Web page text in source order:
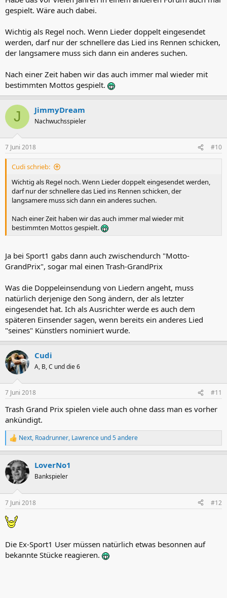
gespielt. Wäre auch dabei.
Wichtig als Regel noch. Wenn Lieder doppelt eingesendet
werden, darf nur der schnellere das Lied ins Rennen schicken,
der langsamere muss sich dann ein anderes suchen.
Nach einer Zeit haben wir das auch immer mal wieder mit
bestimmten Mottos gespielt.
J JimmyDream
Nachwuchsspieler
7 Juni 2018 #10
Cudi schrieb:
Wichtig als Regel noch. Wenn Lieder doppelt eingesendet werden,
darf nur der schnellere das Lied ins Rennen schicken, der
langsamere muss sich dann ein anderes suchen.
Nach einer Zeit haben wir das auch immer mal wieder mit
bestimmten Mottos gespielt.
Ja bei Sport1 gabs dann auch zwischendurch "Motto-
GrandPrix", sogar mal einen Trash-GrandPrix
Was die Doppeleinsendung von Liedern angeht, muss
natürlich derjenige den Song ändern, der als letzter
eingesendet hat. Ich als Ausrichter werde es auch dem
späteren Einsender sagen, wenn bereits ein anderes Lied
"seines" Künstlers nominiert wurde.
Cudi
A, B, C und die 6
7 Juni 2018 #11
Trash Grand Prix spielen viele auch ohne dass man es vorher
ankündigt.
R
e
k
t
i
e
:
Next, Roadrunner, Lawrence und 5 andere
LoverNo1
Bankspieler
7 Juni 2018 #12
Die Ex-Sport1 User müssen natürlich etwas besonnen auf
bekannte Stücke reagieren.